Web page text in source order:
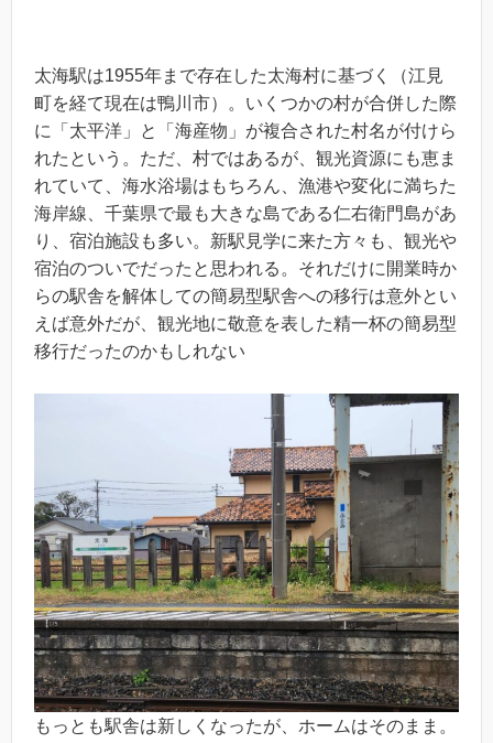
太海駅は1955年まで存在した太海村に基づく（江見
町を経て現在は鴨川市）。いくつかの村が合併した際
に「太平洋」と「海産物」が複合された村名が付けら
れたという。ただ、村ではあるが、観光資源にも恵ま
れていて、海水浴場はもちろん、漁港や変化に満ちた
海岸線、千葉県で最も大きな島である仁右衛門島があ
り、宿泊施設も多い。新駅見学に来た方々も、観光や
宿泊のついでだったと思われる。それだけに開業時か
らの駅舎を解体しての簡易型駅舎への移行は意外とい
えば意外だが、観光地に敬意を表した精一杯の簡易型
移行だったのかもしれない
もっとも駅舎は新しくなったが、ホームはそのまま。